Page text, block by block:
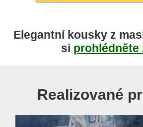
Elegantní kousky z
si prohlédněte
Realizované